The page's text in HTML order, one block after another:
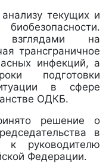
текущих и
взглядами на
трансграничное
инфекций, а
подготовки
в сфере
ОДКБ.
решение о
в
к руководителю
Федерации.